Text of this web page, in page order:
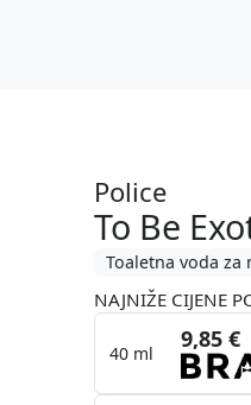
Police
To Be
Toaletna voda za
NAJNIŽE CIJENE
40 ml
9,85 €